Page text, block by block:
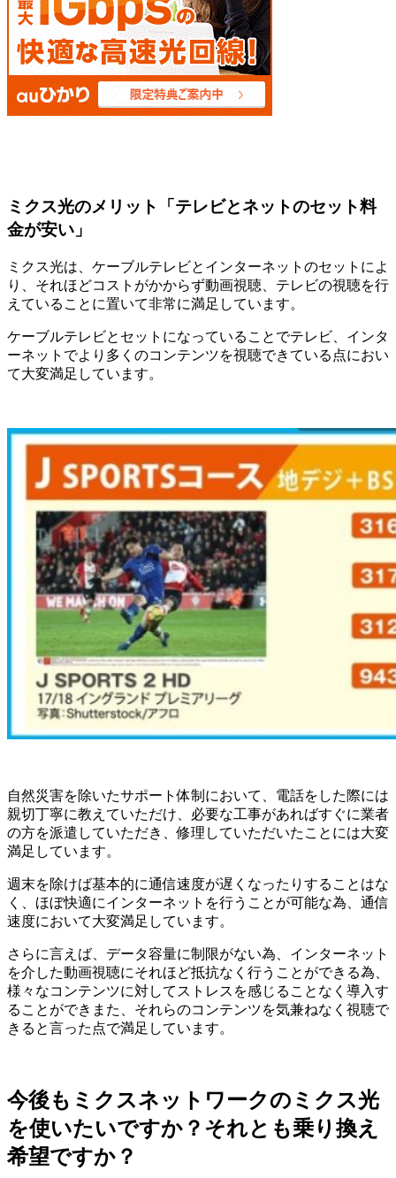
ミクス光のメリット「テレビとネットのセット料
金が安い」
ミクス光は、ケーブルテレビとインターネットのセットによ
り、それほどコストがかからず動画視聴、テレビの視聴を行
えていることに置いて非常に満足しています。
ケーブルテレビとセットになっていることでテレビ、インタ
ーネットでより多くのコンテンツを視聴できている点におい
て大変満足しています。
自然災害を除いたサポート体制において、電話をした際には
親切丁寧に教えていただけ、必要な工事があればすぐに業者
の方を派遣していただき、修理していただいたことには大変
満足しています。
週末を除けば基本的に通信速度が遅くなったりすることはな
く、ほぼ快適にインターネットを行うことが可能な為、通信
速度において大変満足しています。
さらに言えば、データ容量に制限がない為、インターネット
を介した動画視聴にそれほど抵抗なく行うことができる為、
様々なコンテンツに対してストレスを感じることなく導入す
ることができまた、それらのコンテンツを気兼ねなく視聴で
きると言った点で満足しています。
今後もミクスネットワークのミクス光
を使いたいですか？それとも乗り換え
希望ですか？